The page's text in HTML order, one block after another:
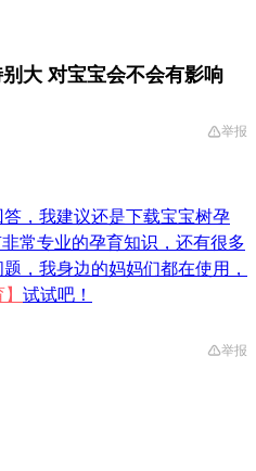
大 对宝宝会不会有影响
举报
，我建议还是下载宝宝树孕
常专业的孕育知识，还有很多
，我身边的妈妈们都在使用，
试试吧！
举报